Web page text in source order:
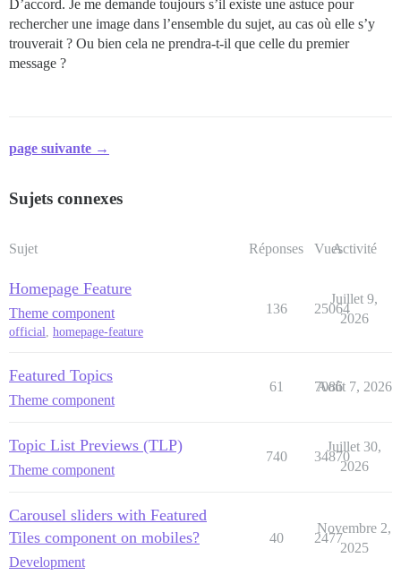
D’accord. Je me demande toujours s’il existe une astuce pour
rechercher une image dans l’ensemble du sujet, au cas où elle s’y
trouverait ? Ou bien cela ne prendra-t-il que celle du premier
message ?
page suivante →
Sujets connexes
Sujet Réponses VuesActivité
Homepage Feature
Theme component
official homepage-feature
136 25064
Juillet 9,
2026
Featured Topics
Theme component
61 7086
Août 7, 2026
Topic List Previews (TLP)
Theme component
740 34870
Juillet 30,
2026
Carousel sliders with Featured
Tiles component on mobiles?
Development
40 2477
Novembre 2,
2025